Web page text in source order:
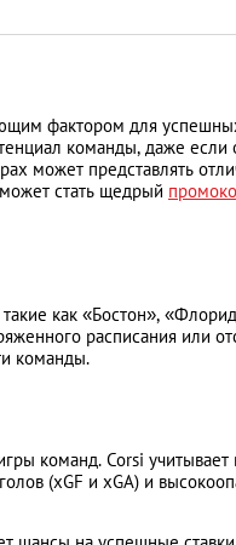
фактором для успешных
команды, даже если
может представлять
стать щедрый
как «Бостон»,
расписания или
команды.
команд. Corsi учитывает
(xGF и xGA) и